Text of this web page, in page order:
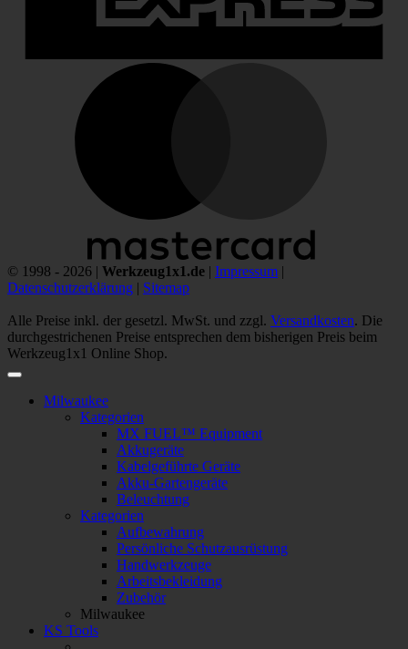
© 1998 - 2026 | Werkzeug1x1.de | Impressum |
Datenschutzerklärung | Sitemap
Alle Preise inkl. der gesetzl. MwSt. und zzgl. Versandkosten. Die
durchgestrichenen Preise entsprechen dem bisherigen Preis beim
Werkzeug1x1 Online Shop.
Milwaukee
Kategorien
MX FUEL™ Equipment
Akkugeräte
Kabelgeführte Geräte
Akku-Gartengeräte
Beleuchtung
Kategorien
Aufbewahrung
Persönliche Schutzausrüstung
Handwerkzeuge
Arbeitsbekleidung
Zubehör
Milwaukee
KS Tools